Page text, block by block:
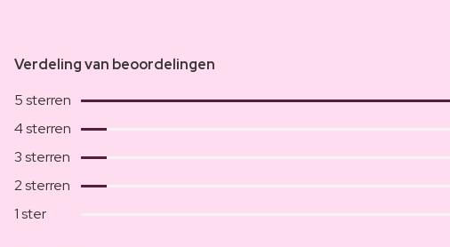
Verdeling van beoordelingen
5 sterren
4 sterren
3 sterren
2 sterren
1 ster